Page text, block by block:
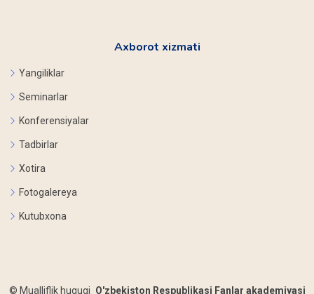
Axborot xizmati
Yangiliklar
Seminarlar
Konferensiyalar
Tadbirlar
Xotira
Fotogalereya
Kutubxona
© Mualliflik huquqi O'zbekiston Respublikasi Fanlar akademiyasi